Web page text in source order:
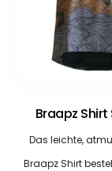
Braapz Shirt
Das leichte,
Braapz Shirt